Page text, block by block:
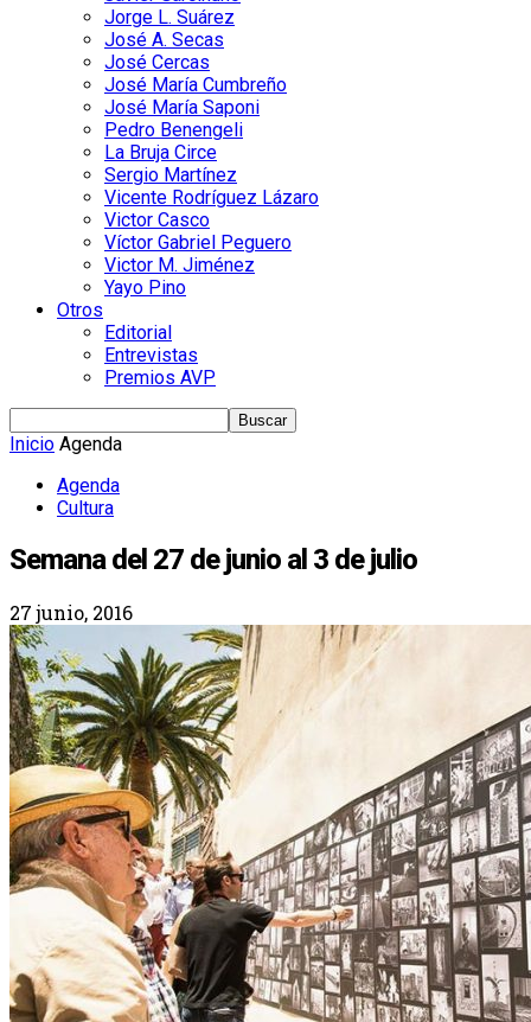
Jorge L. Suárez
José A. Secas
José Cercas
José María Cumbreño
José María Saponi
Pedro Benengeli
La Bruja Circe
Sergio Martínez
Vicente Rodríguez Lázaro
Victor Casco
Víctor Gabriel Peguero
Victor M. Jiménez
Yayo Pino
Otros
Editorial
Entrevistas
Premios AVP
Inicio Agenda
Agenda
Cultura
Semana del 27 de junio al 3 de julio
27 junio, 2016